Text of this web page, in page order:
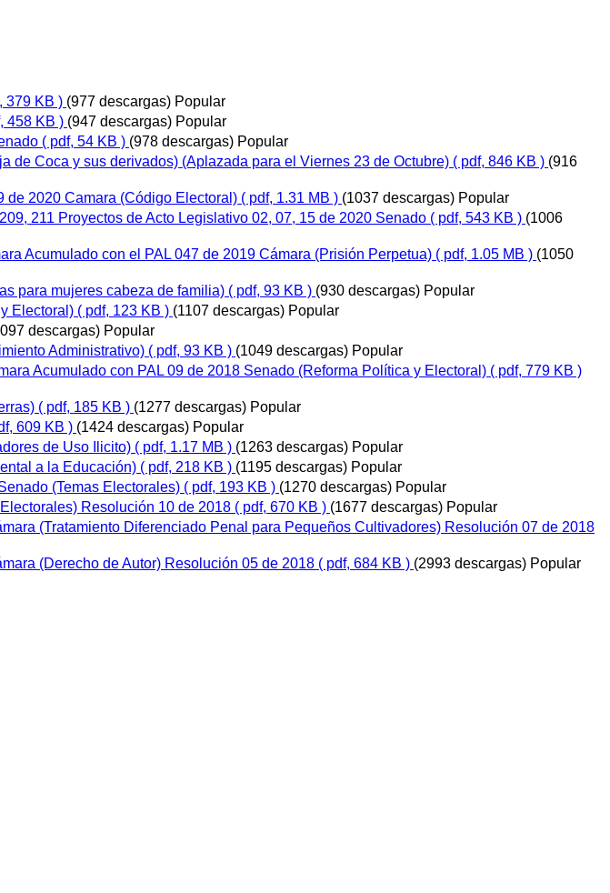
379 KB ) (977 descargas) Popular
458 KB ) (947 descargas) Popular
( pdf, 54 KB ) (978 descargas) Popular
Coca y sus derivados) (Aplazada para el Viernes 23 de Octubre) ( pdf, 846 KB ) (916
de 2020 Camara (Código Electoral) ( pdf, 1.31 MB ) (1037 descargas) Popular
211 Proyectos de Acto Legislativo 02, 07, 15 de 2020 Senado ( pdf, 543 KB ) (1006
Acumulado con el PAL 047 de 2019 Cámara (Prisión Perpetua) ( pdf, 1.05 MB ) (1050
para mujeres cabeza de familia) ( pdf, 93 KB ) (930 descargas) Popular
Electoral) ( pdf, 123 KB ) (1107 descargas) Popular
descargas) Popular
Administrativo) ( pdf, 93 KB ) (1049 descargas) Popular
Acumulado con PAL 09 de 2018 Senado (Reforma Política y Electoral) ( pdf, 779 KB )
( pdf, 185 KB ) (1277 descargas) Popular
609 KB ) (1424 descargas) Popular
de Uso Ilicito) ( pdf, 1.17 MB ) (1263 descargas) Popular
a la Educación) ( pdf, 218 KB ) (1195 descargas) Popular
(Temas Electorales) ( pdf, 193 KB ) (1270 descargas) Popular
Resolución 10 de 2018 ( pdf, 670 KB ) (1677 descargas) Popular
(Tratamiento Diferenciado Penal para Pequeños Cultivadores) Resolución 07 de 2018
(Derecho de Autor) Resolución 05 de 2018 ( pdf, 684 KB ) (2993 descargas) Popular